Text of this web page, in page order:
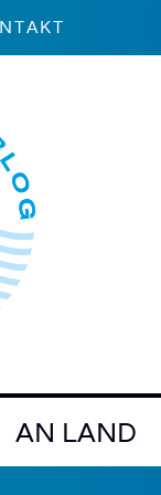
AN LAND